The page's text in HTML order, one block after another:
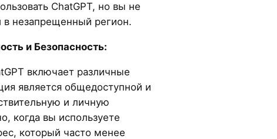
ChatGPT, но вы не
в незапрещенный регион.
и Безопасность:
включает различные
является общедоступной и
и личную
когда вы используете
который часто менее